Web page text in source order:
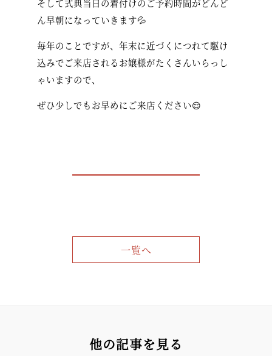
ん早朝になっていきます💦
毎年のことですが、年末に近づくにつれて駆け
込みでご来店されるお嬢様がたくさんいらっし
ゃいますので、
ぜひ少しでもお早めにご来店ください😌
一覧へ
他の記事を見る